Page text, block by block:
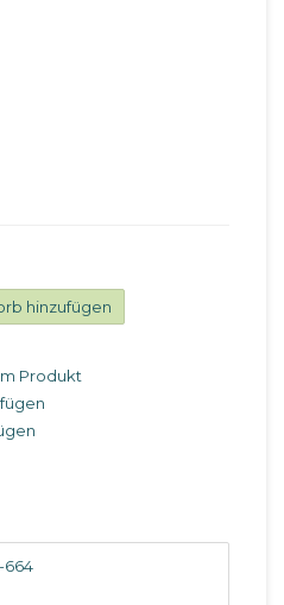
hinzufügen
Produkt
664